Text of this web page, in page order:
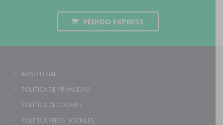
PEDIDO EXPRESS
AVISO LEGAL
POLÍTICA DE PRIVACIDAD
POLÍTICA DE COOKIES
POLÍTICA REDES SOCIALES